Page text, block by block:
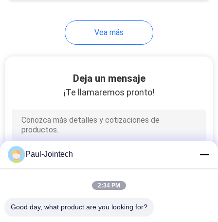
Sensor llano del
gasolina diesel
gps del vehículo que
siguen el dispositivo
Vea más
Deja un mensaje
¡Te llamaremos pronto!
Paul-Jointech
2:34 PM
Good day, what product are you looking for?